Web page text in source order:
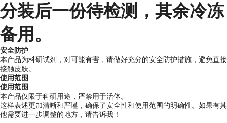
分装后一份待检测，其余冷冻
备用。
安全防护
本产品为科研试剂，对可能有害，请做好充分的安全防护措施，避免直接
接触皮肤。
使用范围
使用范围
本产品仅限于科研用途，严禁用于活体。
这样表述更加清晰和严谨，确保了安全性和使用范围的明确性。如果有其
他需要进一步调整的地方，请告诉我！